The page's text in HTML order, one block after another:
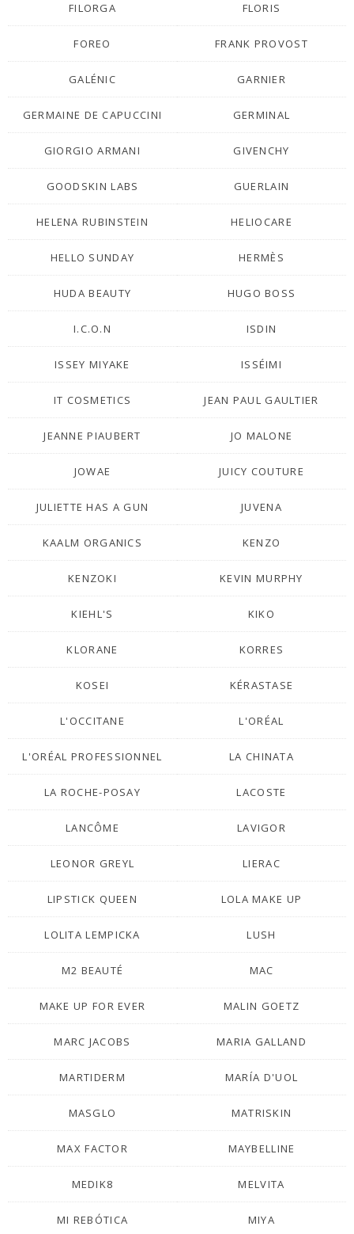
FILORGA FLORIS
FOREO FRANK PROVOST
GALÉNIC GARNIER
GERMAINE DE CAPUCCINI GERMINAL
GIORGIO ARMANI GIVENCHY
GOODSKIN LABS GUERLAIN
HELENA RUBINSTEIN HELIOCARE
HELLO SUNDAY HERMÈS
HUDA BEAUTY HUGO BOSS
I.C.O.N ISDIN
ISSEY MIYAKE ISSÉIMI
IT COSMETICS JEAN PAUL GAULTIER
JEANNE PIAUBERT JO MALONE
JOWAE JUICY COUTURE
JULIETTE HAS A GUN JUVENA
KAALM ORGANICS KENZO
KENZOKI KEVIN MURPHY
KIEHL'S KIKO
KLORANE KORRES
KOSEI KÉRASTASE
L'OCCITANE L'ORÉAL
L'ORÉAL PROFESSIONNEL LA CHINATA
LA ROCHE-POSAY LACOSTE
LANCÔME LAVIGOR
LEONOR GREYL LIERAC
LIPSTICK QUEEN LOLA MAKE UP
LOLITA LEMPICKA LUSH
M2 BEAUTÉ MAC
MAKE UP FOR EVER MALIN GOETZ
MARC JACOBS MARIA GALLAND
MARTIDERM MARÍA D'UOL
MASGLO MATRISKIN
MAX FACTOR MAYBELLINE
MEDIK8 MELVITA
MI REBÓTICA MIYA